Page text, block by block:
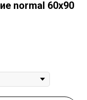
normal 60х90